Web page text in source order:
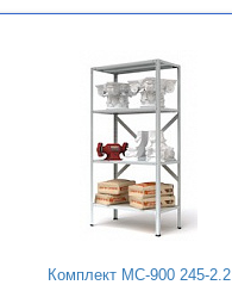
Комплект МС-900 245-2.2